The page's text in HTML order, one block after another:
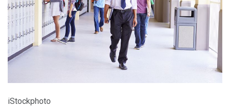
iStockphoto